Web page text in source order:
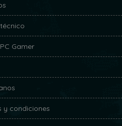
Gamer
y condiciones